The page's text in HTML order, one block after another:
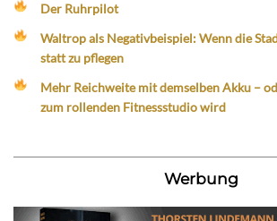
Der Ruhrpilot
Waltrop als Negativbeispiel: Wenn die
statt zu pflegen
Mehr Reichweite mit demselben Akku –
zum rollenden Fitnessstudio wird
Werbung